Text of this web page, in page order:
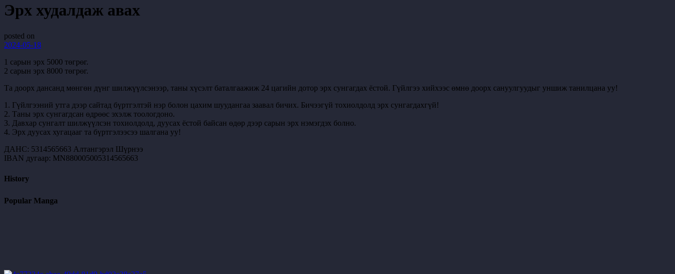
Эрх худалдаж авах
posted on
2024-05-18
1 сарын эрх 5000 төгрөг.
2 сарын эрх 8000 төгрөг.
Та доорх дансанд мөнгөн дүнг шилжүүлсэнээр, таны хүсэлт баталгаажиж 24 цагийн дотор эрх сунгагдах ёстой. Гүйлгээ хийхээс өмнө доорх сануулгуудыг уншиж танилцана уу!
1. Гүйлгээний утга дээр сайтад бүртгэлтэй нэр болон цахим шуудангаа заавал бичих. Бичээгүй тохиолдолд эрх сунгагдахгүй!
2. Таны эрх сунгагдсан өдрөөс эхэлж тоологдоно.
3. Давхар сунгалт шилжүүлсэн тохиолдолд, дуусах ёстой байсан өдөр дээр сарын эрх нэмэгдэх болно.
4. Эрх дуусах хугацааг та бүртгэлээсээ шалгана уу!
ДАНС: 5314565663 Алтангэрэл Шүрнээ
IBAN дугаар: MN880005005314565663
History
Popular Manga